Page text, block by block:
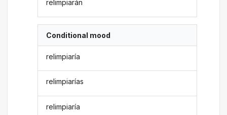
relimpiarán
Conditional mood
relimpiaría
relimpiarías
relimpiaría